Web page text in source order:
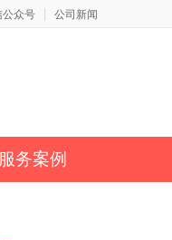
公众号 公司新闻
服务案例